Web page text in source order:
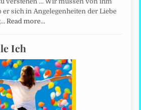
er sich in Angelegenheiten der Liebe
Read more…
Ich